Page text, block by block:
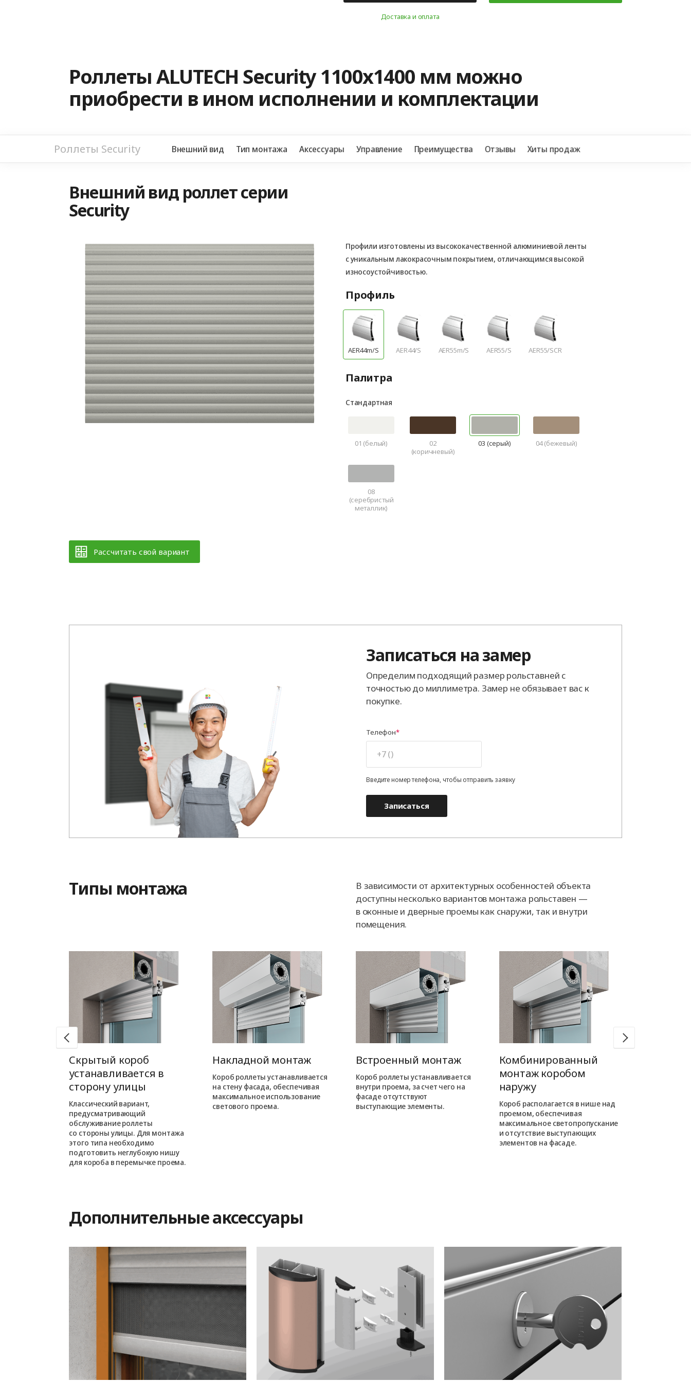
Доставка и оплата
Роллеты ALUTECH Security 1100x1400 мм можно
приобрести в ином исполнении и комплектации
Роллеты Security Внешний вид Тип монтажа Аксессуары Управление Преимущества Отзывы Хиты продаж
Внешний вид роллет серии
Security
Профили изготовлены из высококачественной алюминиевой ленты
с уникальным лакокрасочным покрытием, отличающимся высокой
износоустойчивостью.
Профиль
AER44m/S AER44/S AER55m/S AER55/S AER55/SCR
Палитра
Стандартная
01 (белый)
02
(коричневый)
03 (серый) 04 (бежевый)
08
(серебристый
металлик)
Рассчитать свой вариант
Записаться на замер
Определим подходящий размер рольставней с
точностью до миллиметра. Замер не обязывает вас к
покупке.
Телефон
Введите номер телефона, чтобы отправить заявку
Записаться
Типы монтажа
В зависимости от архитектурных особенностей объекта
доступны несколько вариантов монтажа рольставен —
в оконные и дверные проемы как снаружи, так и внутри
помещения.
Скрытый короб
устанавливается в
сторону улицы
Классический вариант,
предусматривающий
обслуживание роллеты
со стороны улицы. Для монтажа
этого типа необходимо
подготовить неглубокую нишу
для короба в перемычке проема.
Накладной монтаж
Короб роллеты устанавливается
на стену фасада, обеспечивая
максимальное использование
светового проема.
Встроенный монтаж
Короб роллеты устанавливается
внутри проема, за счет чего на
фасаде отсутствуют
выступающие элементы.
Комбинированный
монтаж коробом
наружу
Короб располагается в нише над
проемом, обеспечивая
максимальное светопропускание
и отсутствие выступающих
элементов на фасаде.
Дополнительные аксессуары